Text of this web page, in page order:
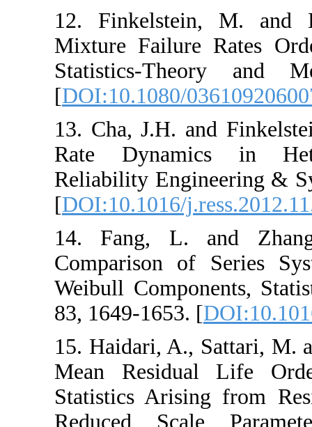
12.
Mixture Failure
Statistics-
[DOI:10.1080/
13. ‎Cha‎, ‎J.H.
Rate
‎Reliability
[DOI:10.1016/
14. ‎Fang‎, ‎L.
Comparison of
Weibull
83‎, ‎1649-1653‎. [
15. ‎Haidari‎, ‎A.‎,
‎Mean
Statistics
Reduced‎